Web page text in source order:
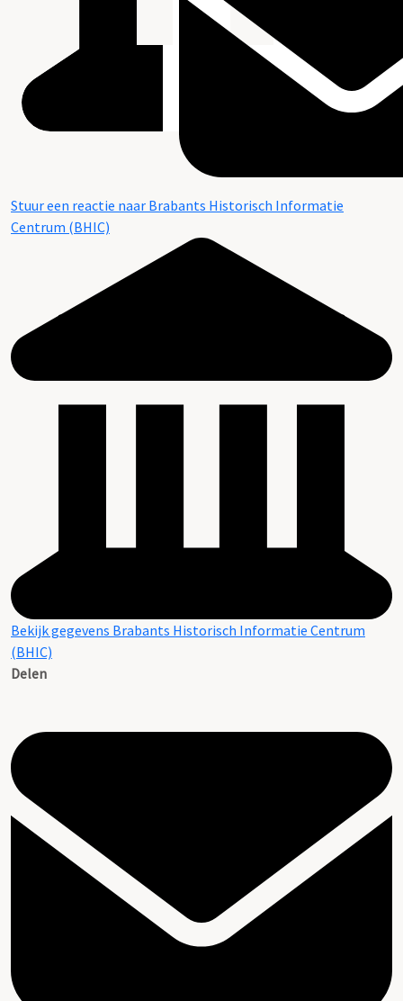
Stuur een reactie naar Brabants Historisch Informatie
Centrum (BHIC)
Bekijk gegevens Brabants Historisch Informatie Centrum
(BHIC)
Delen